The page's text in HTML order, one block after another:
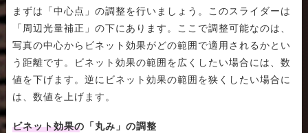
まずは「中心点」の調整を行いましょう。このスライダーは
「周辺光量補正」の下にあります。ここで調整可能なのは、
写真の中心からビネット効果がどの範囲で適用されるかとい
う距離です。ビネット効果の範囲を広くしたい場合には、数
値を下げます。逆にビネット効果の範囲を狭くしたい場合に
は、数値を上げます。
ビネット効果の「丸み」の調整